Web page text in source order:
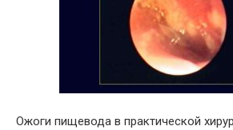
Ожоги пищевода в практической